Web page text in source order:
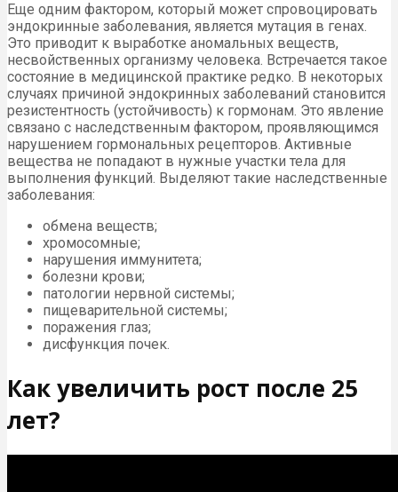
Еще одним фактором, который может спровоцировать
эндокринные заболевания, является мутация в генах.
Это приводит к выработке аномальных веществ,
несвойственных организму человека. Встречается такое
состояние в медицинской практике редко. В некоторых
случаях причиной эндокринных заболеваний становится
резистентность (устойчивость) к гормонам. Это явление
связано с наследственным фактором, проявляющимся
нарушением гормональных рецепторов. Активные
вещества не попадают в нужные участки тела для
выполнения функций. Выделяют такие наследственные
заболевания:
обмена веществ;
хромосомные;
нарушения иммунитета;
болезни крови;
патологии нервной системы;
пищеварительной системы;
поражения глаз;
дисфункция почек.
Как увеличить рост после 25
лет?